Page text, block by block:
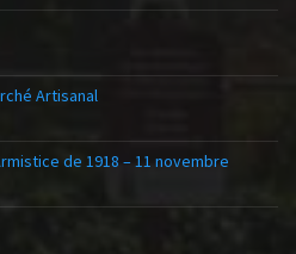
Artisanal
de 1918 – 11 novembre